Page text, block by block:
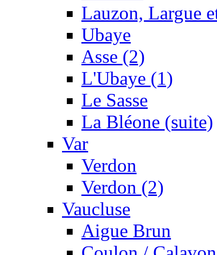
Lauzon, Largue
Ubaye
Asse (2)
L'Ubaye (1)
Le Sasse
La Bléone (suite)
Var
Verdon
Verdon (2)
Vaucluse
Aigue Brun